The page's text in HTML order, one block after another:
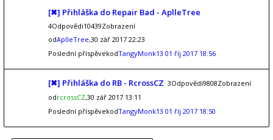
[✖] Přihláška do Repair Bad - AplleTree
4Odpovědi10439Zobrazení
odAplleTree,30 zář 2017 22:23
Poslední příspěvekodTangyMonk13 01 říj 2017 18:56
[✖] Přihláška do RB - RcrossCZ 3Odpovědi9808Zobrazení
odrcrossCZ,30 zář 2017 13:11
Poslední příspěvekodTangyMonk13 01 říj 2017 18:50